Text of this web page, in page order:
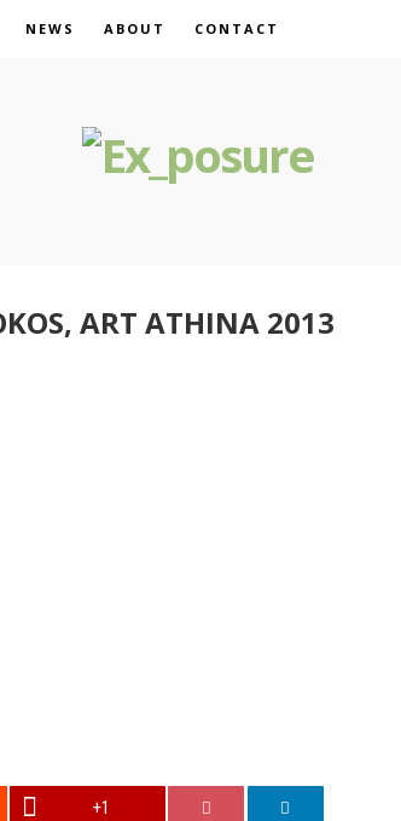
NEWS ABOUT CONTACT
ART ATHINA 2013
+1